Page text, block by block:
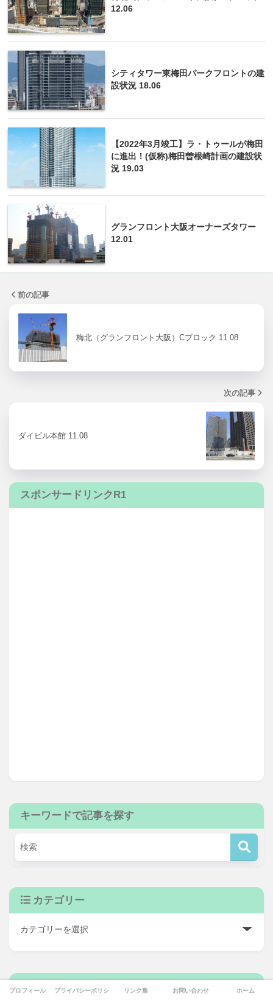
12.06
シティタワー東梅田パークフロントの建
設状況 18.06
【2022年3月竣工】ラ・トゥールが梅田
に進出！(仮称)梅田曽根崎計画の建設状
況 19.03
グランフロント大阪オーナーズタワー
12.01
前の記事
梅北（グランフロント大阪）Cブロック 11.08
次の記事
ダイビル本館 11.08
スポンサードリンクR1
キーワードで記事を探す
カテゴリー
アーカイブ
プロフィール プライバシーポリシー リンク集 お問い合わせ ホーム